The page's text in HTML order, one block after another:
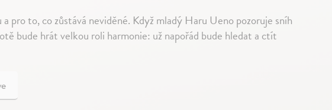
pro to, co zůstává neviděné. Když mladý Haru Ueno pozoruje sníh
bude hrát velkou roli harmonie: už napořád bude hledat a ctít